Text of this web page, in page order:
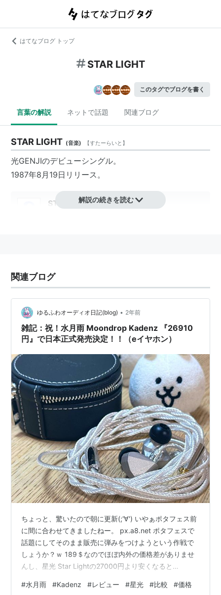
はてなブログ トップ
STAR LIGHT
このタグでブログを書く
言葉の解説 ネットで話題 関連ブログ
STAR LIGHT (音楽) 【すたーらいと 】
光GENJIのデビューシングル。
1987年8月19日リリース。
STAR LIGHT
この商品を含むブログ (3件) を見る
リスト：リスト::ジャニーズ関連キーワード//固有名詞
リスト：リスト::曲タイトル
解説の続きを読む
関連ブログ
ゆるふわオーディオ日記(blog) • 2年前
雑記：祝！水月雨 Moondrop Kadenz 『26910
円』で日本正式発売決定！！（eイヤホン）
ちょっと、驚いたので朝に更新(;'∀') いやぁポタフェス前
に間に合わせてきましたねー。 px.a8.net ポタフェスで
話題にしてそのまま販売に弾みをつけようという作戦で
しょうか？ｗ 189＄なのでほぼ内外の価格差がありませ
んし、星光 Star Lightの27000円より安くなると
です（ごめんなさいｗ） ↓予約リンク px.a8.net 音の評
#水月雨 #Kadenz #レビュー #星光 #比較 #価格